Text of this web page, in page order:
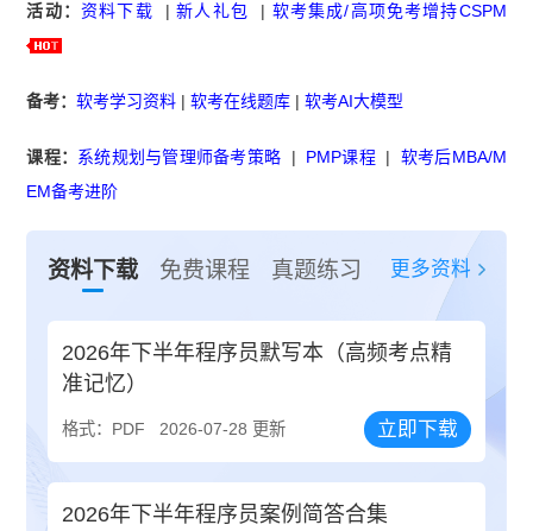
活动： 资料下载 |新人礼包 | 软考集成/高项免考增持CSPM
备考：软考学习资料 |软考在线题库 |软考AI大模型
课程： 系统规划与管理师备考策略 | PMP课程| 软考后MBA/M
EM备考进阶
资料下载 免费课程 真题练习 更多资料
2026年下半年程序员默写本（高频考点精
准记忆）
格式：PDF 2026-07-28 更新 立即下载
2026年下半年程序员案例简答合集